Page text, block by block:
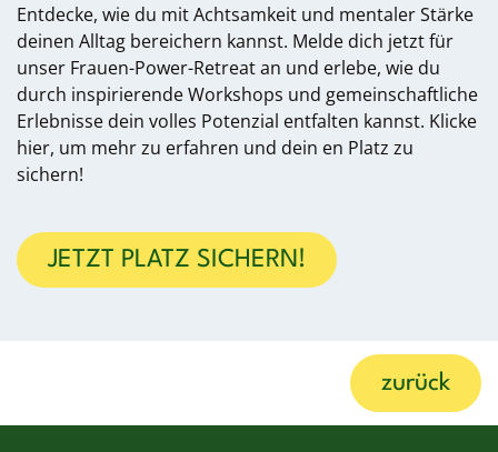
Entdecke, wie du mit Achtsamkeit und mentaler Stärke
deinen Alltag bereichern kannst. Melde dich jetzt für
unser Frauen-Power-Retreat an und erlebe, wie du
durch inspirierende Workshops und gemeinschaftliche
Erlebnisse dein volles Potenzial entfalten kannst. Klicke
hier, um mehr zu erfahren und dein en Platz zu
sichern!
JETZT PLATZ SICHERN!
zurück